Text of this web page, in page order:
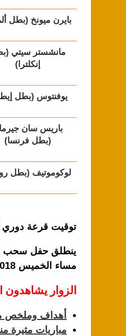
بايرن ميونخ (بطل
مانشستر سيتي
إنكلترا)
يوفنتوس (بطل
باريس سان
(بطل فرنسا)
لوكوموتيف (بطل
توقيت قرعة دوري
مساء الخميس 30/08/2018، الموافق 19:00 بتوقيت القاهرة، 18:00 بتوقيت تونس والرباط.
الزوار يشاهدون
أهداف وملخص
مباريات مثيرة منتظرة في